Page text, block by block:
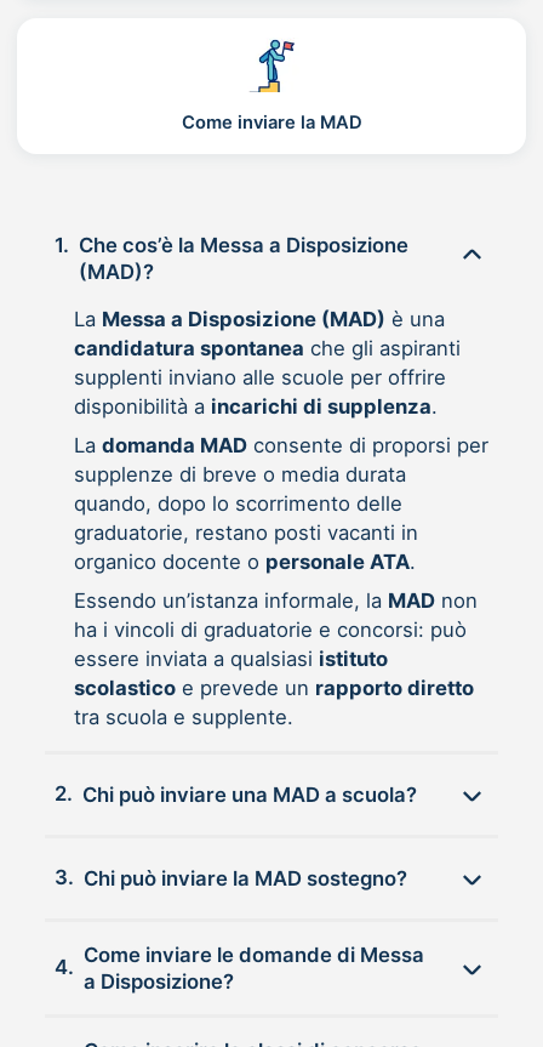
Come inviare la MAD
1. Che cos’è la Messa a Disposizione
(MAD)?
La Messa a Disposizione (MAD) è una
candidatura spontanea che gli aspiranti
supplenti inviano alle scuole per offrire
disponibilità a incarichi di supplenza.
La domanda MADconsente di proporsi per
supplenze di breve o media durata
quando, dopo lo scorrimento delle
graduatorie, restano posti vacanti in
organico docente o personale ATA.
Essendo un’istanza informale, la MADnon
ha i vincoli di graduatorie e concorsi: può
essere inviata a qualsiasi istituto
scolasticoe prevede un rapporto diretto
tra scuola e supplente.
2. Chi può inviare una MAD a scuola?
3. Chi può inviare la MAD sostegno?
4.
Come inviare le domande di Messa
a Disposizione?